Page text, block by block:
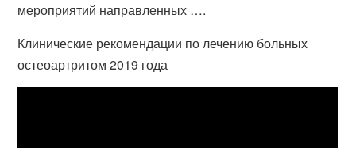
мероприятий направленных ….
Клинические рекомендации по лечению больных
остеоартритом 2019 года